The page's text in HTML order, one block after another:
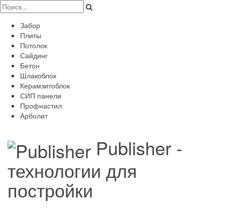
Забор
Плиты
Потолок
Сайдинг
Бетон
Шлакоблок
Керамзитоблок
СИП панели
Профнастил
Арболит
Publisher -
технологии для
постройки